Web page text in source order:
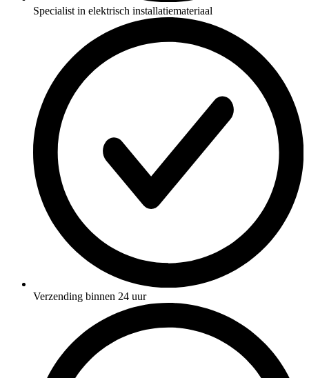
Specialist in elektrisch installatiemateriaal
Verzending binnen 24 uur